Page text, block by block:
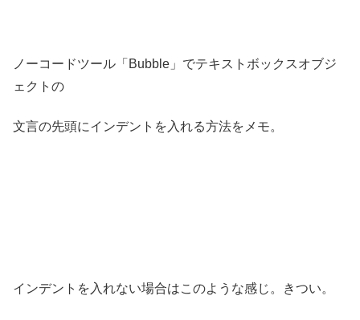
ノーコードツール「Bubble」でテキストボックスオブジ
ェクトの
文言の先頭にインデントを入れる方法をメモ。
インデントを入れない場合はこのような感じ。きつい。